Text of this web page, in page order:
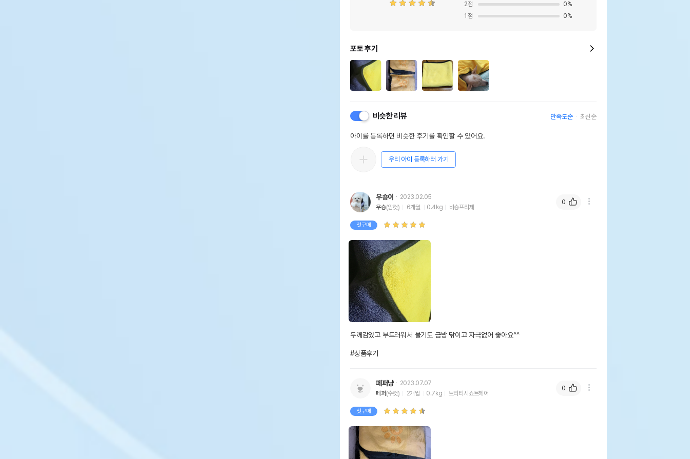
2점 0%
1 점 0%
포토 후기
비슷한 리뷰 만족도순 최신순
아이를 등록하면 비슷한 후기를 확인할 수 있어요.
우리 아이 등록하러 가기
우숑이
2023.02.05
우숑(암컷) 6개월 0.4kg 비숑프리제
첫구매
두께감있고 부드러워서 물기도 금방 닦이고 자극없어 좋아요^^
#상품후기
0
페퍼냥
2023.07.07
페퍼(수컷) 2개월 0.7kg 브리티시쇼트헤어
첫구매
0